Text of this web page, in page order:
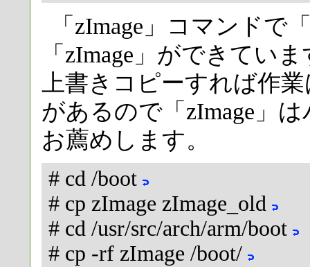
「zImage」コマンドで
「zImage」ができてい
上書きコピーすれば作
があるので「zImage」
お薦めします。
# cd /boot
# cp zImage zImage_old
# cd /usr/src/arch/arm/boot
# cp -rf zImage /boot/